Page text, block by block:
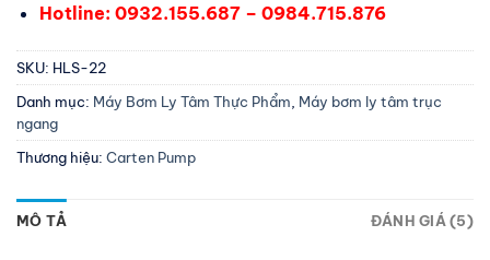
Hotline: 0932.155.687 – 0984.715.876
SKU: HLS-22
Danh mục: Máy Bơm Ly Tâm Thực Phẩm, Máy bơm ly tâm trục
ngang
Thương hiệu: Carten Pump
MÔ TẢ ĐÁNH GIÁ (5)